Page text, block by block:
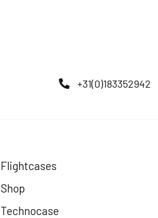
+31(0)183352942
Flightcases
Shop
Technocase